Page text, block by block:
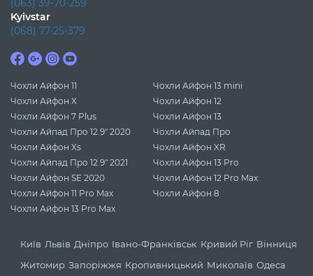
(063) 39-70-259
Kyivstar
(068) 77-25-379
Чохли Айфон 11
Чохли Айфон 13 mini
Чохли Айфон X
Чохли Айфон 12
Чохли Айфон 7 Plus
Чохли Айфон 13
Чохли Айпад Про 12.9" 2020
Чохли Айпад Про
Чохли Айфон Xs
Чохли Айфон XR
Чохли Айпад Про 12.9" 2021
Чохли Айфон 13 Pro
Чохли Айфон SE 2020
Чохли Айфон 12 Pro Max
Чохли Айфон 11 Pro Max
Чохли Айфон 8
Чохли Айфон 13 Pro Max
Київ Львів Дніпро Івано-Франківськ Кривий Ріг Вінниця
Житомир Запоріжжя Кропивницький Миколаїв Одеса